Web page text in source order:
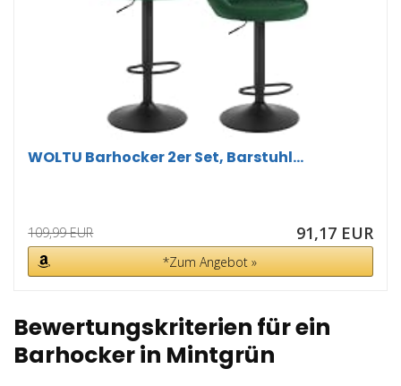
WOLTU Barhocker 2er Set, Barstuhl...
109,99 EUR 91,17 EUR
*Zum Angebot »
Bewertungskriterien für ein
Barhocker in Mintgrün